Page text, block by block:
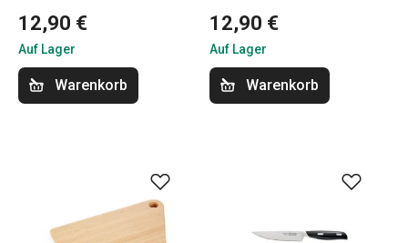
12,90 €
Auf Lager
Warenkorb
12,90 €
Auf Lager
Warenkorb